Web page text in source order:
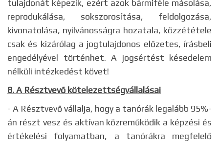
tulajdonát képezik, ezért azok bármiféle másolása,
reprodukálása, sokszorosítása, feldolgozása,
kivonatolása, nyilvánosságra hozatala, közzététele
csak és kizárólag a jogtulajdonos előzetes, írásbeli
engedélyével történhet. A jogsértést késedelem
nélküli intézkedést követ!
8. A Résztvevő kötelezettségvállalásai
- A Résztvevő vállalja, hogy a tanórák legalább 95%-
án részt vesz és aktívan közreműködik a képzési és
értékelési folyamatban, a tanórákra megfelelő